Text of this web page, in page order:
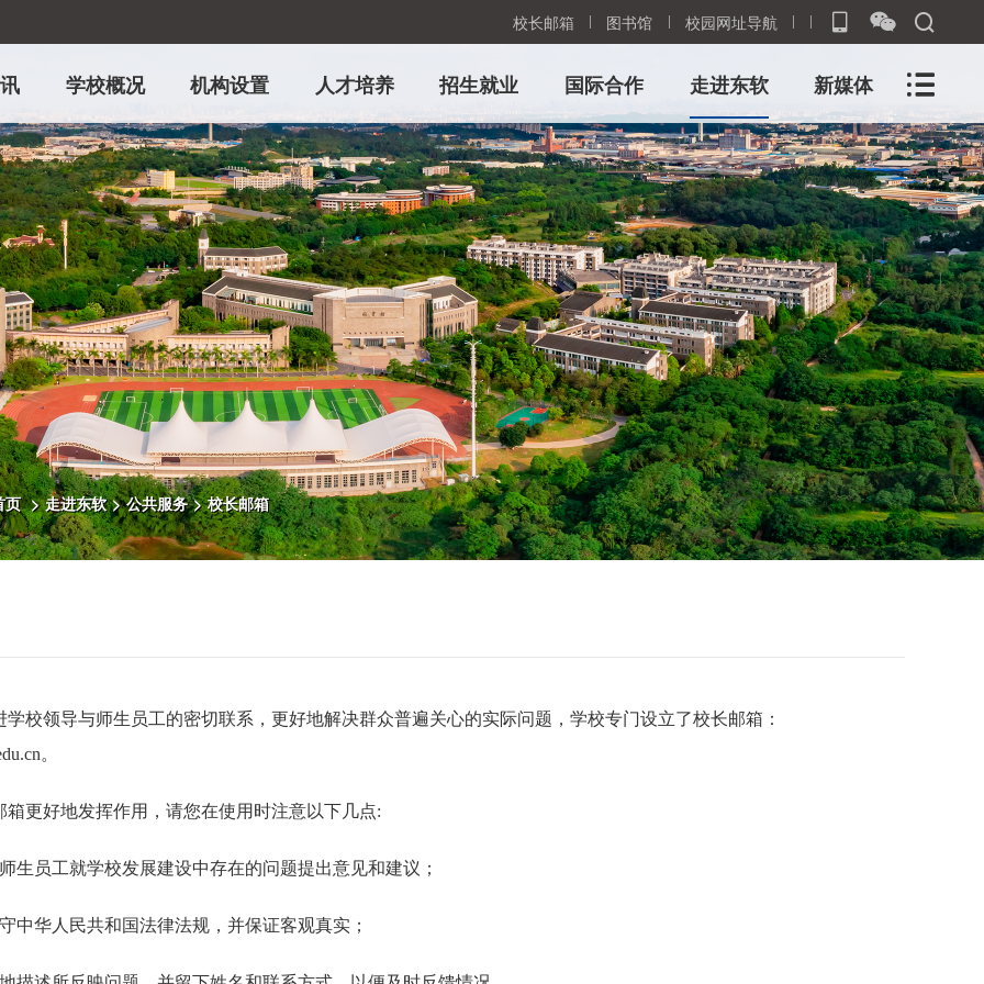
校长邮箱 图书馆 校园网址导航
学校概况 机构设置 人才培养 招生就业 国际合作 走进东软 新媒体
页 > 走进东软 > 公共服务 > 校长邮箱
领导与师生员工的密切联系，更好地解决群众普遍关心的实际问题，学校专门设立了校长邮箱：
。
好地发挥作用，请您在使用时注意以下几点:
生员工就学校发展建设中存在的问题提出意见和建议；
中华人民共和国法律法规，并保证客观真实；